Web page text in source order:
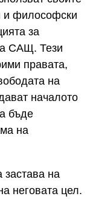
и философски
за
САЩ. Тези
правата,
на
началото
бъде
на
на
неговата цел.